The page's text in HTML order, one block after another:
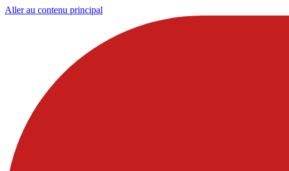
Aller au contenu principal